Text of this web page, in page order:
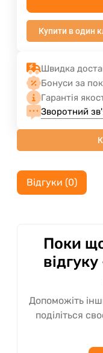
Купити в один
Швидка
Бонуси за
Гарантія
Зворотний
Відгуки (0)
Поки
Допоможіть
поділіться